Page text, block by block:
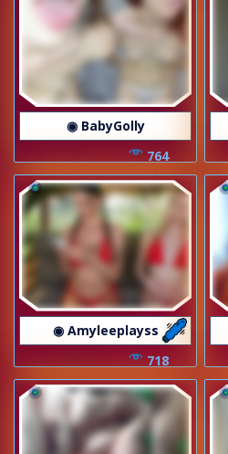
◉ BabyGolly
764
◉ Amyleeplayss
718